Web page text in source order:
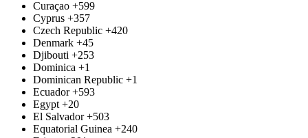
Curaçao +599
Cyprus +357
Czech Republic +420
Denmark +45
Djibouti +253
Dominica +1
Dominican Republic +1
Ecuador +593
Egypt +20
El Salvador +503
Equatorial Guinea +240